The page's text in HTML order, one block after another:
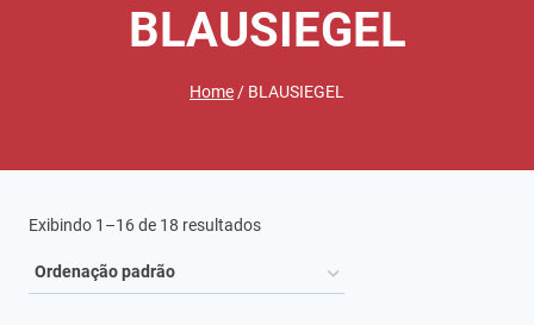
BLAUSIEGEL
Home / BLAUSIEGEL
Exibindo 1–16 de 18 resultados